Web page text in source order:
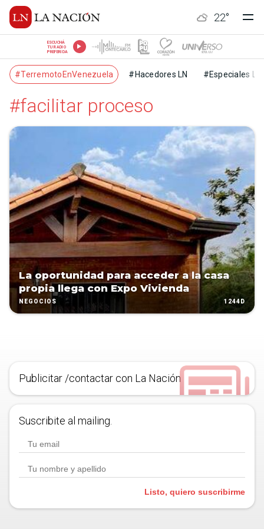
22°
ESCUCHÁ
TU RADIO
PREFERIDA
#TerremotoEnVenezuela #Hacedores LN #Especiales LN
#facilitar proceso
La oportunidad para acceder a la casa
propia llega con Expo Vivienda
NEGOCIOS 1244D
Publicitar /contactar con La Nación
Suscribite al mailing.
Listo, quiero suscribirme